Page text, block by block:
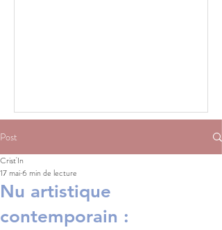
Post
Nu artistique
contemporain :
Crist'In
17 mai6 min de lecture